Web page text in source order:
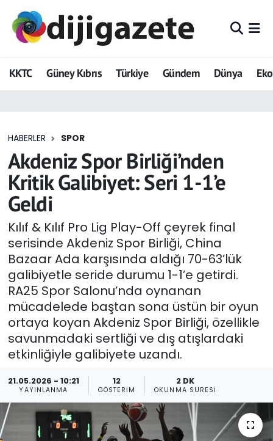
KKTC Güney Kıbrıs Türkiye Gündem Dünya
HABERLER SPOR
Akdeniz Spor Birliği’nden
Kritik Galibiyet: Seri 1-1’e
Geldi
Kılıf & Kılıf Pro Lig Play-Off çeyrek final
serisinde Akdeniz Spor Birliği, China
Bazaar Ada karşısında aldığı 70-63’lük
galibiyetle seride durumu 1-1’e getirdi.
RA25 Spor Salonu’nda oynanan
mücadelede baştan sona üstün bir oyun
ortaya koyan Akdeniz Spor Birliği, özellikle
savunmadaki sertliği ve dış atışlardaki
etkinliğiyle galibiyete uzandı.
21.05.2026 - 10:21
YAYINLANMA
12
GÖSTERIM
2 DK
OKUNMA SÜRESI
ADVERTORIAL
Dijigazete
Eğitim
Ekonomi
Foto Galeri
GEZİ
Güncel
Gündem
KKTC
KKTC YEREL SEÇİM 2018
Kültür Sanat
Magazin
Hava Durumu
Trafik Durumu
Tüm Manşetler
Son Dakika Haberleri
Haber Arşivi